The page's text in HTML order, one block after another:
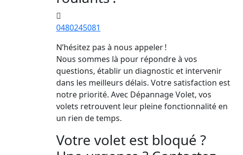
0480245081
N’hésitez pas à nous appeler !
Nous sommes là pour répondre à vos
questions, établir un diagnostic et intervenir
dans les meilleurs délais. Votre satisfaction est
notre priorité. Avec Dépannage Volet, vos
volets retrouvent leur pleine fonctionnalité en
un rien de temps.
Votre volet est bloqué ?